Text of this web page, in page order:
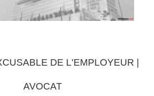
DE L'EMPLOYEUR |
AVOCAT